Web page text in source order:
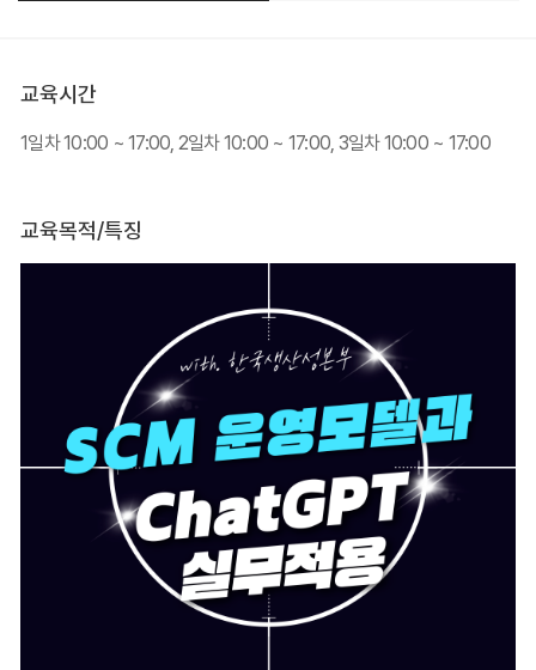
교육시간
1일차 10:00 ~ 17:00, 2일차 10:00 ~ 17:00, 3일차 10:00 ~ 17:00
교육목적/특징